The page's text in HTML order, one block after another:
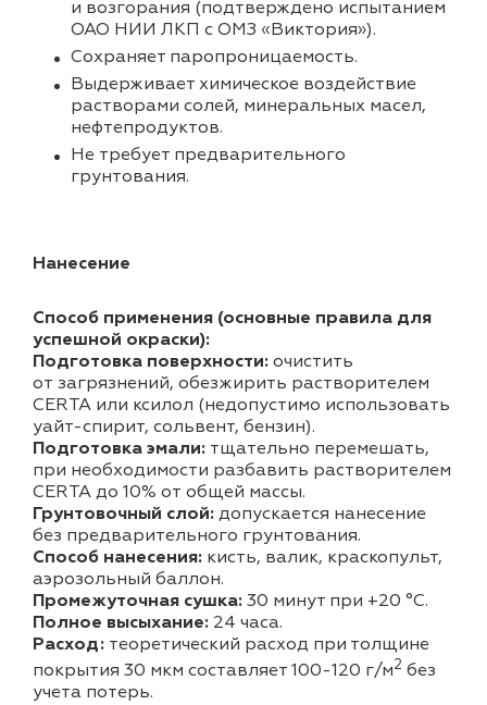
и возгорания (подтверждено испытанием
ОАО НИИ ЛКП с ОМЗ «Виктория»).
Cохраняет паропроницаемость.
Выдерживает химическое воздействие
растворами солей, минеральных масел,
нефтепродуктов.
Не требует предварительного
грунтования.
Нанесение
Способ применения (основные правила для
успешной окраски):
Подготовка поверхности: очистить
от загрязнений, обезжирить растворителем
CERTA или ксилол (недопустимо использовать
уайт-спирит, сольвент, бензин).
Подготовка эмали: тщательно перемешать,
при необходимости разбавить растворителем
CERTA до 10% от общей массы.
Грунтовочный слой: допускается нанесение
без предварительного грунтования.
Способ нанесения: кисть, валик, краскопульт,
аэрозольный баллон.
Промежуточная сушка: 30 минут при +20 °С.
Полное высыхание: 24 часа.
Расход: теоретический расход при толщине
покрытия 30 мкм составляет 100-120 г/м2 без
учета потерь.